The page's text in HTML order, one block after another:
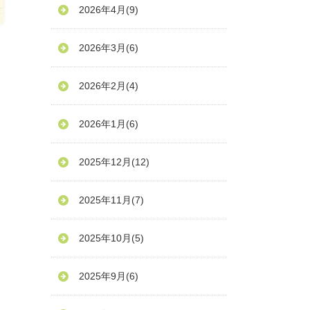
2026年4月 (9)
2026年3月 (6)
2026年2月 (4)
2026年1月 (6)
2025年12月 (12)
2025年11月 (7)
2025年10月 (5)
2025年9月 (6)